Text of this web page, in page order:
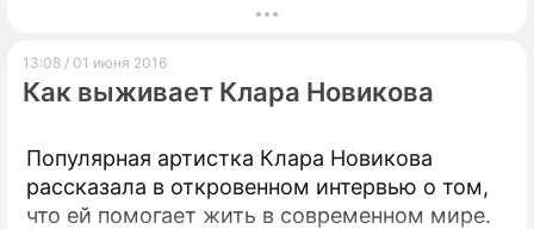
13:08 / 01 июня 2016
Как выживает Клара Новикова
Популярная артистка Клара Новикова
рассказала в откровенном интервью о том,
что ей помогает жить в современном мире.